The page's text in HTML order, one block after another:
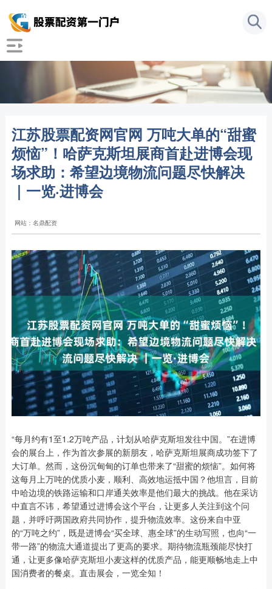
江苏股票配资网官网 万吨大单的“甜蜜
烦恼”！哈萨克斯坦展商首赴进博会现
场求助：希望边境物流问题尽快解决
｜一览·进博会
网站：名鼎配资
“每月约有1至1.2万吨产品，计划从哈萨克斯坦发往中国。”在进博
会的展台上，作为首次参展的新朋友，哈萨克斯坦展商成功签下了
大订单。然而，这份沉甸甸的订单也带来了“甜蜜的烦恼”。如何将
这每月上万吨的优质小麦，顺利、高效地运抵中国？他坦言，目前
中哈边境的铁路运输和口岸通关效率是他们最大的挑战。他在采访
中直言不讳，希望通过进博会这个平台，让更多人关注到这个问
题，并呼吁两国政府共同协作，提升物流效率。这份来自中亚
的“万吨之约”，既是进博会“买全球、惠全球”的生动写照，也向“一
带一路”的物流大通道提出了更高的要求。期待物流瓶颈能尽快打
通，让更多像哈萨克斯坦小麦这样的优质产品，能更顺畅地走上中
国消费者的餐桌。直击展会，一览全知！